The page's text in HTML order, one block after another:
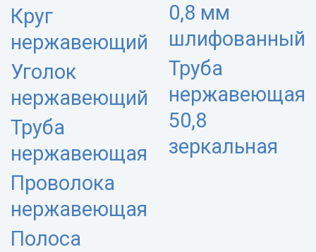
Круг
нержавеющий
Уголок
нержавеющий
Труба
нержавеющая
Проволока
нержавеющая
Полоса
0,8 мм
шлифованный
Труба
нержавеющая
50,8
зеркальная